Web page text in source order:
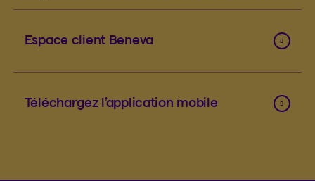
Espace client Beneva
Téléchargez l’application mobile